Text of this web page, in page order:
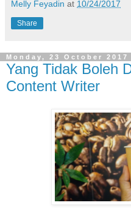
Melly Feyadin at 10/24/2017
Share
Monday, 23 October 2017
Yang Tidak Boleh
Content Writer